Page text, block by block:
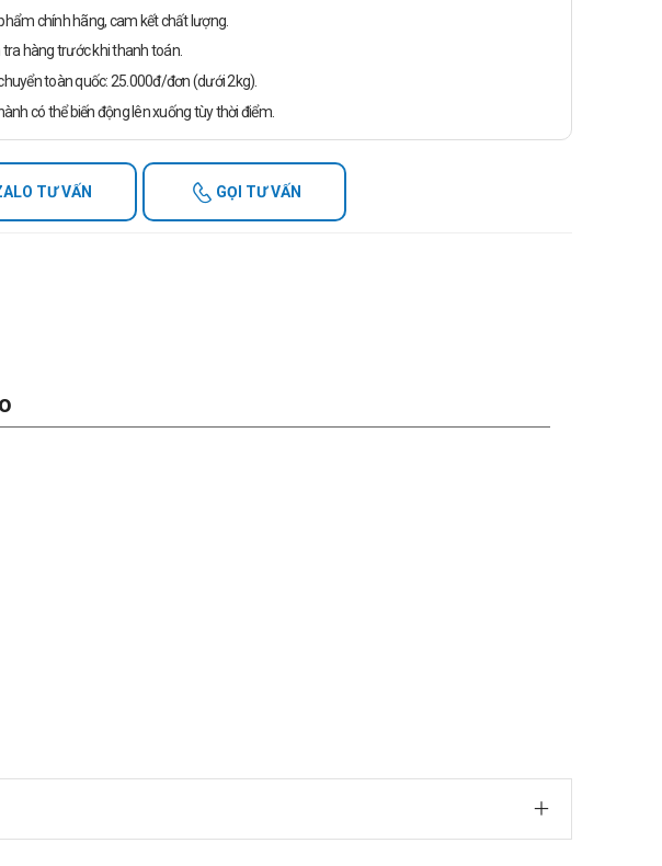
chính hãng, cam kết chất lượng.
tra hàng trước khi thanh toán.
toàn quốc: 25.000đ/đơn (dưới 2kg).
có thể biến động lên xuống tùy thời điểm.
TƯ VẤN GỌI TƯ VẤN